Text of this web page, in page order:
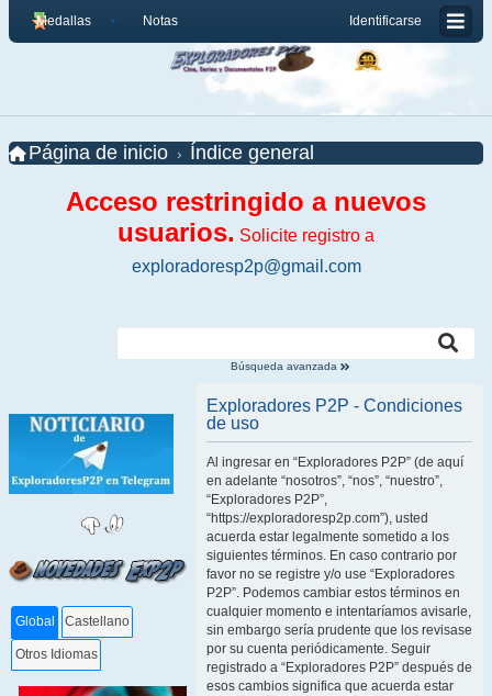
Identificarse
Medallas Notas
Página de inicio Índice general
Acceso restringido a nuevos
usuarios. Solicite registro a
exploradoresp2p@gmail.com
Búsqueda avanzada
Global Castellano
Otros Idiomas
Exploradores P2P - Condiciones
de uso
Al ingresar en “Exploradores P2P” (de aquí
en adelante “nosotros”, “nos”, “nuestro”,
“Exploradores P2P”,
“https://exploradoresp2p.com”), usted
acuerda estar legalmente sometido a los
siguientes términos. En caso contrario por
favor no se registre y/o use “Exploradores
P2P”. Podemos cambiar estos términos en
cualquier momento e intentaríamos avisarle,
sin embargo sería prudente que los revisase
por su cuenta periódicamente. Seguir
registrado a “Exploradores P2P” después de
esos cambios significa que acuerda estar